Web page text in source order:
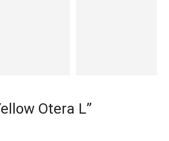
Otera L”